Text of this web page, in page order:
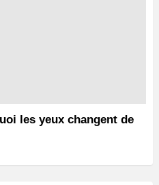
les yeux changent de